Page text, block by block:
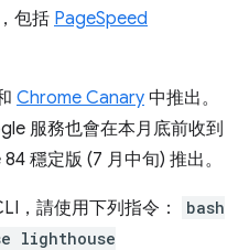
包括 PageSpeed
Chrome Canary 中推出。
服務也會在本月底前收到
穩定版 (7 月中旬) 推出。
，請使用下列指令：
bash
lighthouse